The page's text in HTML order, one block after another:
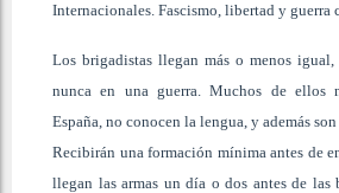
Internacionales. Fascismo, libertad y guerra
Los brigadistas llegan más o menos
nunca en una guerra. Muchos de ellos
España, no conocen la lengua, y además
Recibirán una formación mínima antes de
llegan las armas un día o dos antes de las